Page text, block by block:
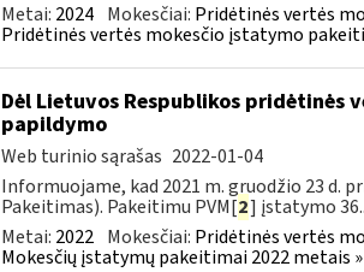
Metai: 2024 Mokesčiai: Pridėtinės vertės
Pridėtinės vertės mokesčio įstatymo
Dėl Lietuvos Respublikos pridėtinės
papildymo
Web turinio sąrašas 2022-01-04
Informuojame, kad 2021 m. gruodžio 23
Pakeitimas). Pakeitimu PVM[2] įstatymo
Metai: 2022 Mokesčiai: Pridėtinės vertės
Mokesčių įstatymų pakeitimai 2022 metais